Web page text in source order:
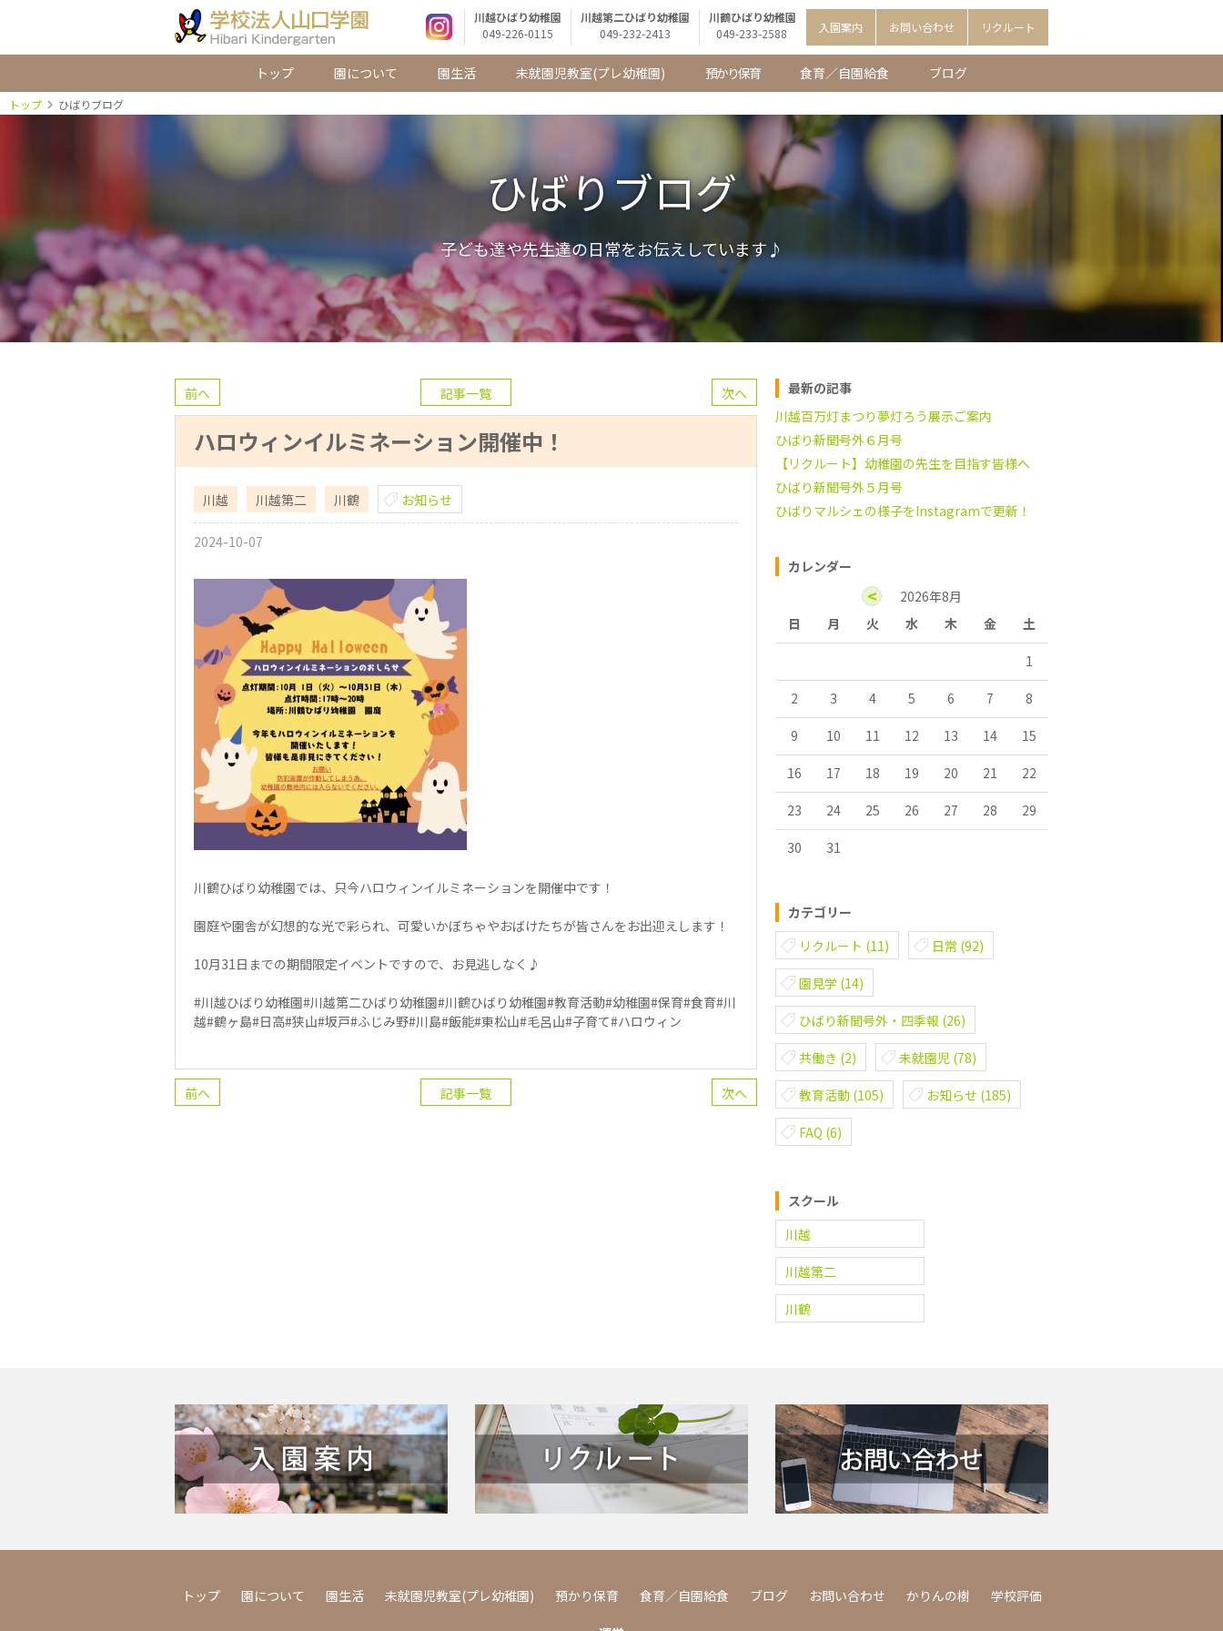
トップ 園について 園生活 未就園児教室(プレ幼稚園) 預かり保育 食育／自園給食 ブログ
川越ひばり幼稚園
049-226-0115
川越第二ひばり幼稚園
049-232-2413
川鶴ひばり幼稚園
049-233-2588
入園案内 お問い合わせ リクルート
トップ ひばりブログ
ひばりブログ
子ども達や先生達の日常をお伝えしています♪
前へ 次へ
記事一覧
ハロウィンイルミネーション開催中！
川越 川越第二 川鶴 お知らせ
2024-10-07
川鶴ひばり幼稚園では、只今ハロウィンイルミネーションを開催中です！
園庭や園舎が幻想的な光で彩られ、可愛いかぼちゃやおばけたちが皆さんをお出迎えします！
10月31日までの期間限定イベントですので、お見逃しなく♪
#川越ひばり幼稚園#川越第二ひばり幼稚園#川鶴ひばり幼稚園#教育活動#幼稚園#保育#食育#川
越#鶴ヶ島#日高#狭山#坂戸#ふじみ野#川島#飯能#東松山#毛呂山#子育て#ハロウィン
前へ 次へ
記事一覧
最新の記事
川越百万灯まつり夢灯ろう展示ご案内
ひばり新聞号外６月号
【リクルート】幼稚園の先生を目指す皆様へ
ひばり新聞号外５月号
ひばりマルシェの様子をInstagramで更新！
カレンダー
<
2026年8月
日
月 火 水 木 金 土
1
2 3 4 5 6 7 8
9 10 11 12 13 14 15
16 17 18 19 20 21 22
23 24 25 26 27 28 29
30 31
カテゴリー
リクルート (11) 日常 (92)
園見学 (14)
ひばり新聞号外・四季報 (26)
共働き (2) 未就園児 (78)
教育活動 (105) お知らせ (185)
FAQ (6)
スクール
川越
川越第二
川鶴
トップ 園について 園生活 未就園児教室(プレ幼稚園) 預かり保育 食育／自園給食 ブログ お問い合わせ かりんの樹 学校評価